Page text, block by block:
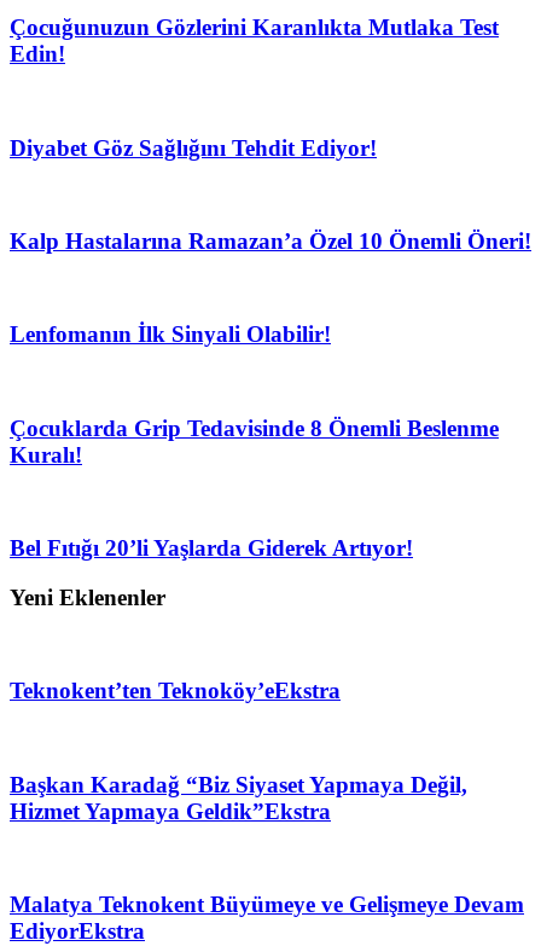
Çocuğunuzun Gözlerini Karanlıkta Mutlaka Test
Edin!
Diyabet Göz Sağlığını Tehdit Ediyor!
Kalp Hastalarına Ramazan’a Özel 10 Önemli Öneri!
Lenfomanın İlk Sinyali Olabilir!
Çocuklarda Grip Tedavisinde 8 Önemli Beslenme
Kuralı!
Bel Fıtığı 20’li Yaşlarda Giderek Artıyor!
Yeni Eklenenler
Teknokent’ten Teknoköy’eEkstra
Başkan Karadağ “Biz Siyaset Yapmaya Değil,
Hizmet Yapmaya Geldik”Ekstra
Malatya Teknokent Büyümeye ve Gelişmeye Devam
EdiyorEkstra